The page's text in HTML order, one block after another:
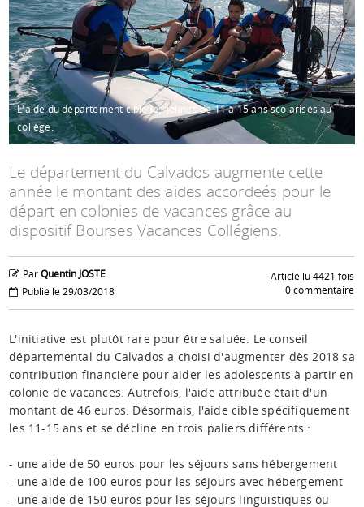
Espace anims
L'aide du département cible les jeunes de 11 à 15 ans scolarisés au
collège.
Le département du Calvados augmente cette
année le montant des aides accordeés pour le
départ en colonies de vacances grâce au
dispositif Bourses Vacances Collégiens.
ParQuentin JOSTE
Publié le 29/03/2018
Article lu 4421 fois
0 commentaire
L'initiative est plutôt rare pour être saluée. Le conseil
départemental du Calvados a choisi d'augmenter dès 2018 sa
contribution financière pour aider les adolescents à partir en
colonie de vacances. Autrefois, l'aide attribuée était d'un
montant de 46 euros. Désormais, l'aide cible spécifiquement
les 11-15 ans et se décline en trois paliers différents :
- une aide de 50 euros pour les séjours sans hébergement
- une aide de 100 euros pour les séjours avec hébergement
- une aide de 150 euros pour les séjours linguistiques ou